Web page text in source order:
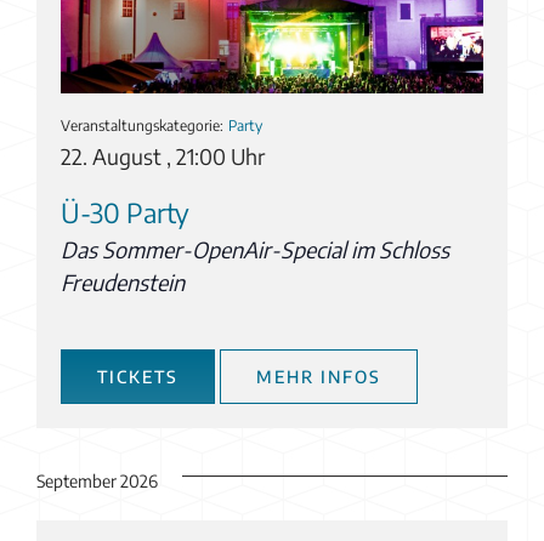
22. August , 21:00 Uhr
Veranstaltungskategorie: Party
Ü-30 Party
Das Sommer-OpenAir-Special im Schloss
Freudenstein
TICKETS MEHR INFOS
September 2026